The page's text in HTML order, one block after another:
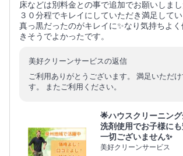
床などは別料金との事で追加でお願いしまし
３０分程でキレイにしていただき満足してい
真っ黒だったのがキレイに✨なり気持ちよ
きそうでよかったです。
美好クリーンサービスの返信
ご利用ありがとうございます。 満足いただ
す。 またご利用ください。
🌟ハウスクリーニン
洗剤使用でお子様に
一切ございません✨
美好クリーンサービス